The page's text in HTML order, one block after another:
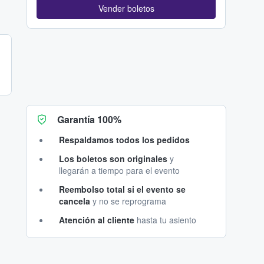
Vender boletos
Garantía 100%
Respaldamos todos los pedidos
Los boletos son originales y
llegarán a tiempo para el evento
Reembolso total si el evento se
cancela y no se reprograma
Atención al cliente hasta tu asiento